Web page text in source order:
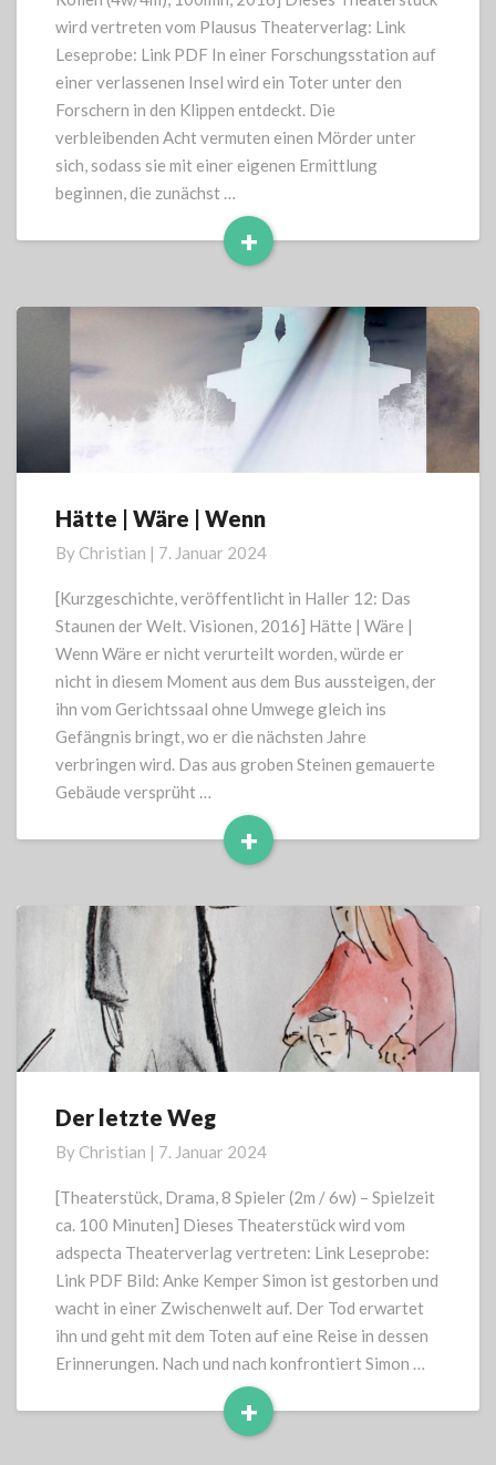
wird vertreten vom Plausus Theaterverlag: Link
Leseprobe: Link PDF In einer Forschungsstation auf
einer verlassenen Insel wird ein Toter unter den
Forschern in den Klippen entdeckt. Die
verbleibenden Acht vermuten einen Mörder unter
sich, sodass sie mit einer eigenen Ermittlung
beginnen, die zunächst …
+
Read
Hätte
Wäre
|
Wenn
Hätte | Wäre | Wenn
By Christian | 7. Januar 2024
[Kurzgeschichte, veröffentlicht in Haller 12: Das
Staunen der Welt. Visionen, 2016] Hätte | Wäre |
Wenn Wäre er nicht verurteilt worden, würde er
nicht in diesem Moment aus dem Bus aussteigen, der
ihn vom Gerichtssaal ohne Umwege gleich ins
Gefängnis bringt, wo er die nächsten Jahre
verbringen wird. Das aus groben Steinen gemauerte
Gebäude versprüht …
+
Read
Der
Weg
Der letzte Weg
By Christian | 7. Januar 2024
[Theaterstück, Drama, 8 Spieler (2m / 6w) – Spielzeit
ca. 100 Minuten] Dieses Theaterstück wird vom
adspecta Theaterverlag vertreten: Link Leseprobe:
Link PDF Bild: Anke Kemper Simon ist gestorben und
wacht in einer Zwischenwelt auf. Der Tod erwartet
ihn und geht mit dem Toten auf eine Reise in dessen
Erinnerungen. Nach und nach konfrontiert Simon …
+
Read